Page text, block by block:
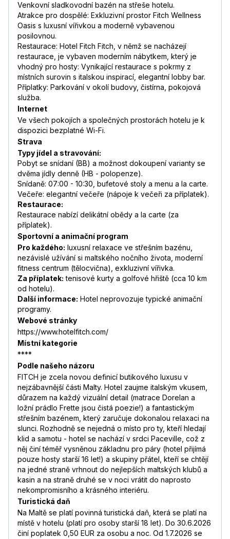
Venkovní sladkovodní bazén na střeše hotelu.
Atrakce pro dospělé: Exkluzivní prostor Fitch Wellness
Oasis s luxusní vířivkou a moderně vybavenou
posilovnou.
Restaurace: Hotel Fitch Fitch, v němž se nacházejí
restaurace, je vybaven moderním nábytkem, který je
vhodný pro hosty: Vynikající restaurace s pokrmy z
místních surovin s italskou inspirací, elegantní lobby bar.
Příplatky: Parkování v okolí budovy, čistírna, pokojová
služba.
Internet
Ve všech pokojích a společných prostorách hotelu je k
dispozici bezplatné Wi-Fi.
Strava
Typy jídel a stravování:
Pobyt se snídaní (BB) a možnost dokoupení varianty se
dvěma jídly denně (HB - polopenze).
Snídaně: 07:00 - 10:30, bufetové stoly a menu a la carte.
Večeře: elegantní večeře (nápoje k večeři za příplatek).
Restaurace:
Restaurace nabízí delikátní obědy a la carte (za
příplatek).
Sportovní a animační program
Pro každého: luxusní relaxace ve střešním bazénu,
nezávislé užívání si maltského nočního života, moderní
fitness centrum (tělocvična), exkluzivní vířivka.
Za příplatek: tenisové kurty a golfové hřiště (cca 10 km
od hotelu).
Další informace: Hotel neprovozuje typické animační
programy.
Webové stránky
https://www.hotelfitch.com/
Místní kategorie
****
Podle našeho názoru
FITCH je zcela novou definicí butikového luxusu v
nejzábavnější části Malty. Hotel zaujme italským vkusem,
důrazem na každý vizuální detail (matrace Dorelan a
ložní prádlo Frette jsou čistá poezie!) a fantastickým
střešním bazénem, který zaručuje dokonalou relaxaci na
slunci. Rozhodně se nejedná o místo pro ty, kteří hledají
klid a samotu - hotel se nachází v srdci Paceville, což z
něj činí téměř vysněnou základnu pro páry (hotel přijímá
pouze hosty starší 16 let!) a skupiny přátel, kteří se chtějí
na jedné straně vrhnout do nejlepších maltských klubů a
kasin a na straně druhé se v noci vrátit do naprosto
nekompromisního a krásného interiéru.
Turistická daň
Na Maltě se platí povinná turistická daň, která se platí na
místě v hotelu (platí pro osoby starší 18 let). Do 30.6.2026
činí poplatek 0,50 EUR za osobu a noc. Od 1.7.2026 se